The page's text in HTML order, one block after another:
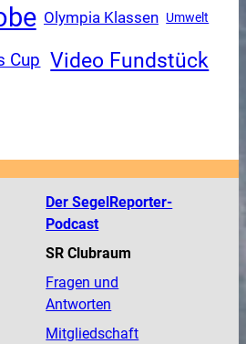
Olympia Klassen Umwelt
Cup Video Fundstück
Der SegelReporter-
Podcast
SR Clubraum
Fragen und
Antworten
Mitgliedschaft